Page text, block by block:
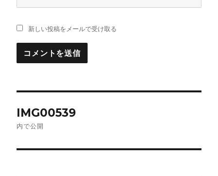
新しい投稿をメールで受け取る
稿
IMG00539
内で公開